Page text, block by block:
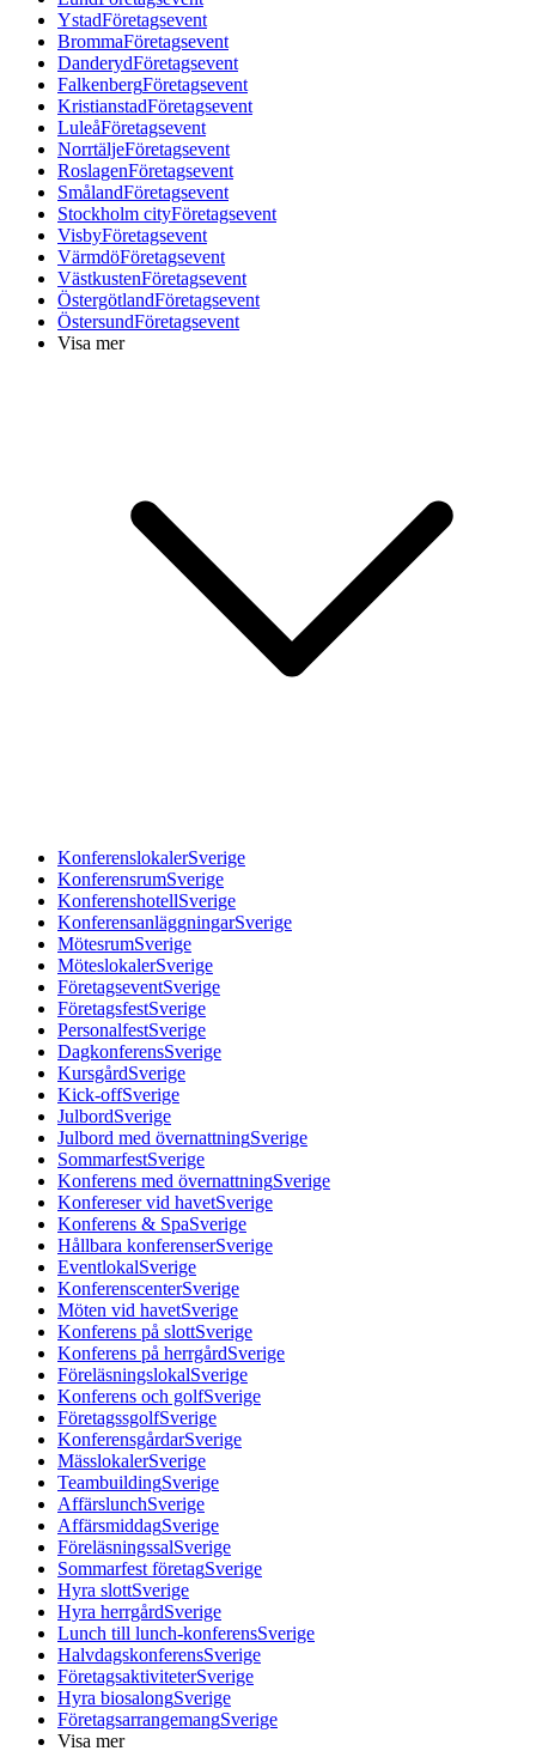
YstadFöretagsevent
BrommaFöretagsevent
DanderydFöretagsevent
FalkenbergFöretagsevent
KristianstadFöretagsevent
LuleåFöretagsevent
NorrtäljeFöretagsevent
RoslagenFöretagsevent
SmålandFöretagsevent
Stockholm cityFöretagsevent
VisbyFöretagsevent
VärmdöFöretagsevent
VästkustenFöretagsevent
ÖstergötlandFöretagsevent
ÖstersundFöretagsevent
Visa mer
KonferenslokalerSverige
KonferensrumSverige
KonferenshotellSverige
KonferensanläggningarSverige
MötesrumSverige
MöteslokalerSverige
FöretagseventSverige
FöretagsfestSverige
PersonalfestSverige
DagkonferensSverige
KursgårdSverige
Kick-offSverige
JulbordSverige
Julbord med övernattningSverige
SommarfestSverige
Konferens med övernattningSverige
Konfereser vid havetSverige
Konferens & SpaSverige
Hållbara konferenserSverige
EventlokalSverige
KonferenscenterSverige
Möten vid havetSverige
Konferens på slottSverige
Konferens på herrgårdSverige
FöreläsningslokalSverige
Konferens och golfSverige
FöretagssgolfSverige
KonferensgårdarSverige
MässlokalerSverige
TeambuildingSverige
AffärslunchSverige
AffärsmiddagSverige
FöreläsningssalSverige
Sommarfest företagSverige
Hyra slottSverige
Hyra herrgårdSverige
Lunch till lunch-konferensSverige
HalvdagskonferensSverige
FöretagsaktiviteterSverige
Hyra biosalongSverige
FöretagsarrangemangSverige
Visa mer